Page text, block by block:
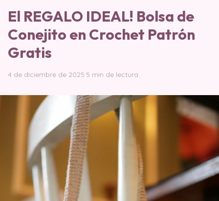
El REGALO IDEAL! Bolsa de
Conejito en Crochet Patrón
Gratis
4 de diciembre de 2025·5 min de lectura